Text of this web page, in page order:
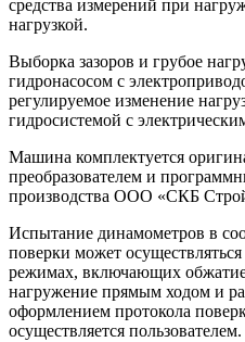
средства измерений при
нагрузкой.
Выборка зазоров и грубое
гидронасосом с
регулируемое изменение
гидросистемой с
Машина комплектуется
преобразователем и
производства ООО «СКБ
Испытание динамометров в
поверки может
режимах, включающих
нагружение прямым ходом и
оформлением протокола
осуществляется пользователем.